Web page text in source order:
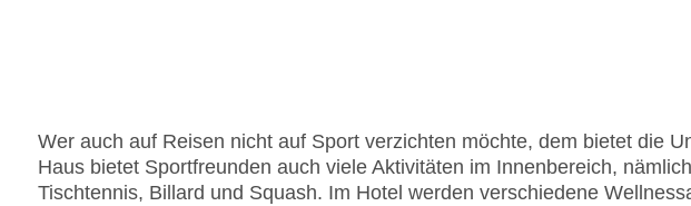
Wer auch auf Reisen nicht auf Sport verzichten möchte, dem bietet die
Haus bietet Sportfreunden auch viele Aktivitäten im Innenbereich,
Tischtennis, Billard und Squash. Im Hotel werden verschiedene